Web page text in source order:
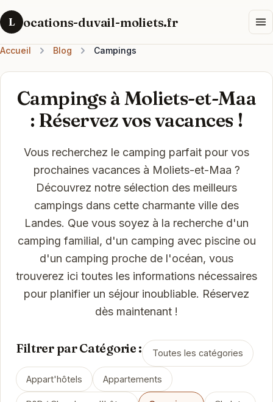
L ocations-duvail-moliets.fr
Accueil Blog Campings
Campings à Moliets-et-Maa
: Réservez vos vacances !
Vous recherchez le camping parfait pour vos
prochaines vacances à Moliets-et-Maa ?
Découvrez notre sélection des meilleurs
campings dans cette charmante ville des
Landes. Que vous soyez à la recherche d'un
camping familial, d'un camping avec piscine ou
d'un camping proche de l'océan, vous
trouverez ici toutes les informations nécessaires
pour planifier un séjour inoubliable. Réservez
dès maintenant !
Filtrer par Catégorie : Toutes les catégories
Appart'hôtels Appartements